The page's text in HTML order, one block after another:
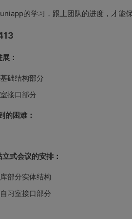
的学习，跟上团队的进度，才能
：
础结构部分
接口部分
的困难：
式会议的安排：
部分实体结构
习室接口部分